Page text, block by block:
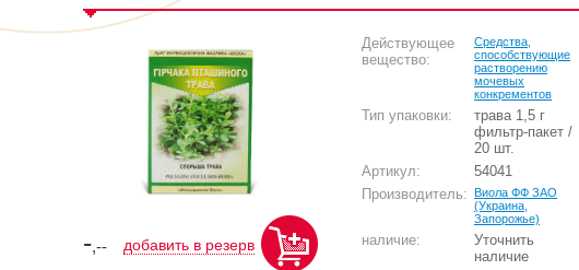
-,-- добавить в резерв
Действующее
вещество:
Средства,
способствующие
растворению
мочевых
конкрементов
Тип упаковки:
трава 1,5 г
фильтр-пакет /
20 шт.
Артикул:
54041
Производитель: Виола ФФ ЗАО
(Украина,
Запорожье)
наличие:
Уточнить
наличие